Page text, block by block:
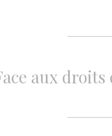
aux droits